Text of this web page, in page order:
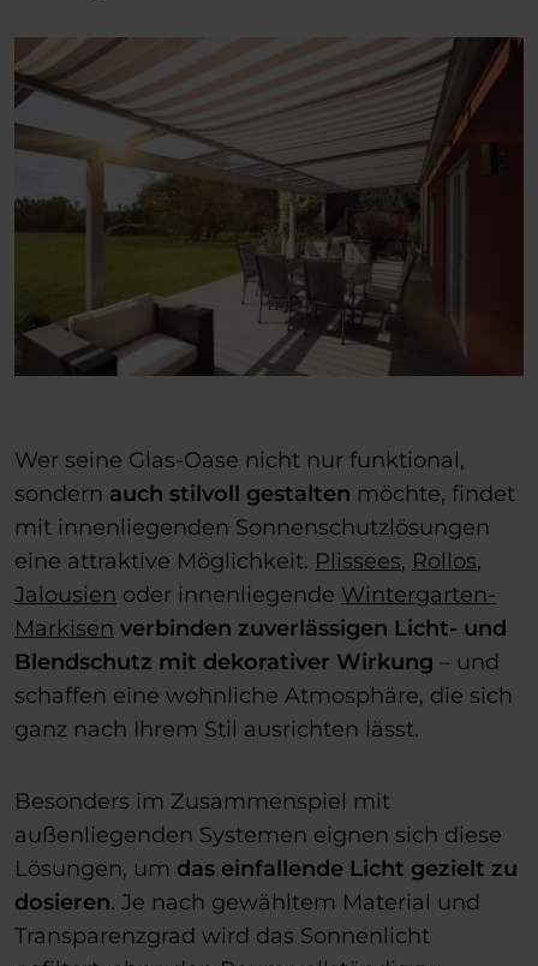
Wer seine Glas-Oase nicht nur funktional,
sondern auch stilvoll gestalten möchte, findet
mit innenliegenden Sonnenschutzlösungen
eine attraktive Möglichkeit. Plissees, Rollos,
Jalousien oder innenliegende Wintergarten-
Markisen verbinden zuverlässigen Licht- und
Blendschutz mit dekorativer Wirkung – und
schaffen eine wohnliche Atmosphäre, die sich
ganz nach Ihrem Stil ausrichten lässt.
Besonders im Zusammenspiel mit
außenliegenden Systemen eignen sich diese
Lösungen, um das einfallende Licht gezielt zu
dosieren. Je nach gewähltem Material und
Transparenzgrad wird das Sonnenlicht